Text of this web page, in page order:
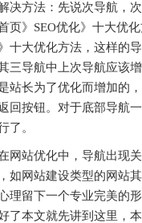
方法：先说次导航，次
页》SEO优化》十大优
十大优化方法，这样的
三导航中上次导航应该
站长为了优化而增加的
回按钮。对于底部导航
了。
站优化中，导航出现关
如网站建设类型的网站
理留下一个专业完美的
了本文就先讲到这里，